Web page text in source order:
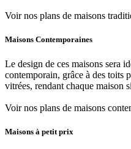
Voir nos plans de maisons
Maisons Contemporaines
Le design de ces maisons sera
contemporain, grâce à des toits
vitrées, rendant chaque maison
Voir nos plans de maisons
Maisons à petit prix